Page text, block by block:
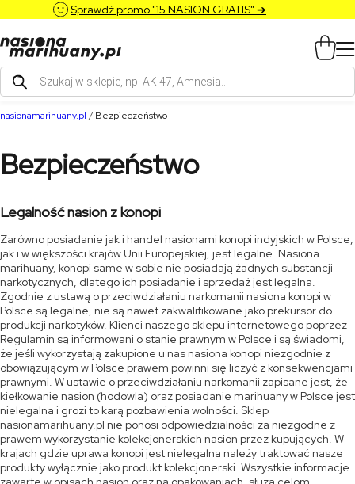
Sprawdź promo "15 NASION GRATIS" ➔
Wyszukiwarka
produktów
nasionamarihuany.pl / Bezpieczeństwo
Bezpieczeństwo
Legalność nasion z konopi
Zarówno posiadanie jak i handel nasionami konopi indyjskich w Polsce,
jak i w większości krajów Unii Europejskiej, jest legalne. Nasiona
marihuany, konopi same w sobie nie posiadają żadnych substancji
narkotycznych, dlatego ich posiadanie i sprzedaż jest legalna.
Zgodnie z ustawą o przeciwdziałaniu narkomanii nasiona konopi w
Polsce są legalne, nie są nawet zakwalifikowane jako prekursor do
produkcji narkotyków. Klienci naszego sklepu internetowego poprzez
Regulamin są informowani o stanie prawnym w Polsce i są świadomi,
że jeśli wykorzystają zakupione u nas nasiona konopi niezgodnie z
obowiązującym w Polsce prawem powinni się liczyć z konsekwencjami
prawnymi. W ustawie o przeciwdziałaniu narkomanii zapisane jest, że
kiełkowanie nasion (hodowla) oraz posiadanie marihuany w Polsce jest
nielegalna i grozi to karą pozbawienia wolności. Sklep
nasionamarihuany.pl nie ponosi odpowiedzialności za niezgodne z
prawem wykorzystanie kolekcjonerskich nasion przez kupujących. W
krajach gdzie uprawa konopi jest nielegalna należy traktować nasze
produkty wyłącznie jako produkt kolekcjonerski. Wszystkie informacje